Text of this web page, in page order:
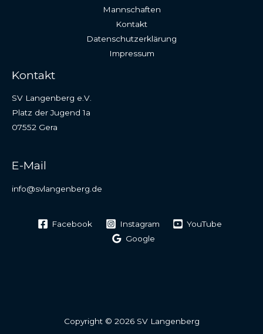
Mannschaften
Kontakt
Datenschutzerklärung
Impressum
Kontakt
SV Langenberg e.V.
Platz der Jugend 1a
07552 Gera
E-Mail
info@svlangenberg.de
Facebook Instagram
YouTube
Google
Copyright © 2026 SV Langenberg